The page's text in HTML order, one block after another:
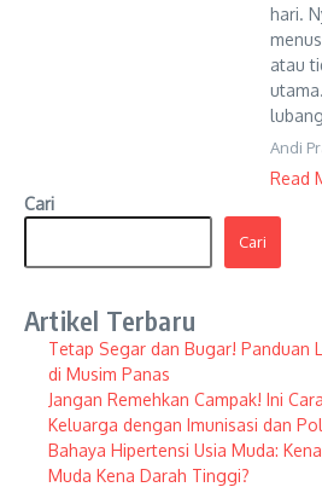
hari.
atau
Andi
Read
Cari
Cari
Artikel Terbaru
Tetap Segar dan Bugar! Panduan
di Musim Panas
Jangan Remehkan Campak! Ini
Keluarga dengan Imunisasi dan
Bahaya Hipertensi Usia Muda:
Muda Kena Darah Tinggi?